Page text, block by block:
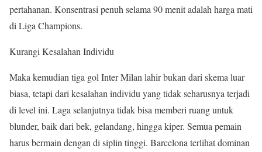
pertahanan. Konsentrasi penuh selama 90 menit adalah harga mati
di Liga Champions.
Kurangi Kesalahan Individu
Maka kemudian tiga gol Inter Milan lahir bukan dari skema luar
biasa, tetapi dari kesalahan individu yang tidak seharusnya terjadi
di level ini. Laga selanjutnya tidak bisa memberi ruang untuk
blunder, baik dari bek, gelandang, hingga kiper. Semua pemain
harus bermain dengan di siplin tinggi. Barcelona terlihat dominan